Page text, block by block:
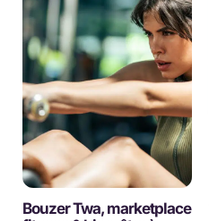
Bouzer Twa, marketplace